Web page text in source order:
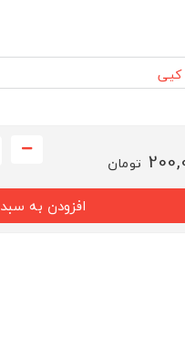
تومان
افزودن به سبد